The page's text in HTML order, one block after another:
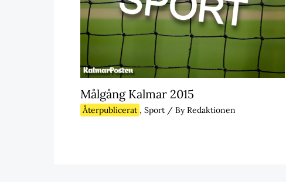
Målgång Kalmar 2015
Återpublicerat , Sport / ByRedaktionen